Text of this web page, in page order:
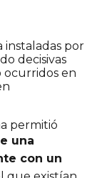
instaladas por
decisivas
ocurridos en
permitió
una
con un